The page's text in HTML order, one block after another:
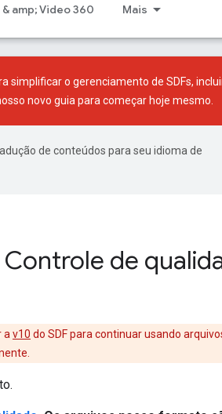
amp; Video 360 Mais
simplificar o gerenciamento de SDFs,
novo guia para começar hoje mesmo.
de conteúdos para seu idioma de
de
a v10 do SDF para continuar usando